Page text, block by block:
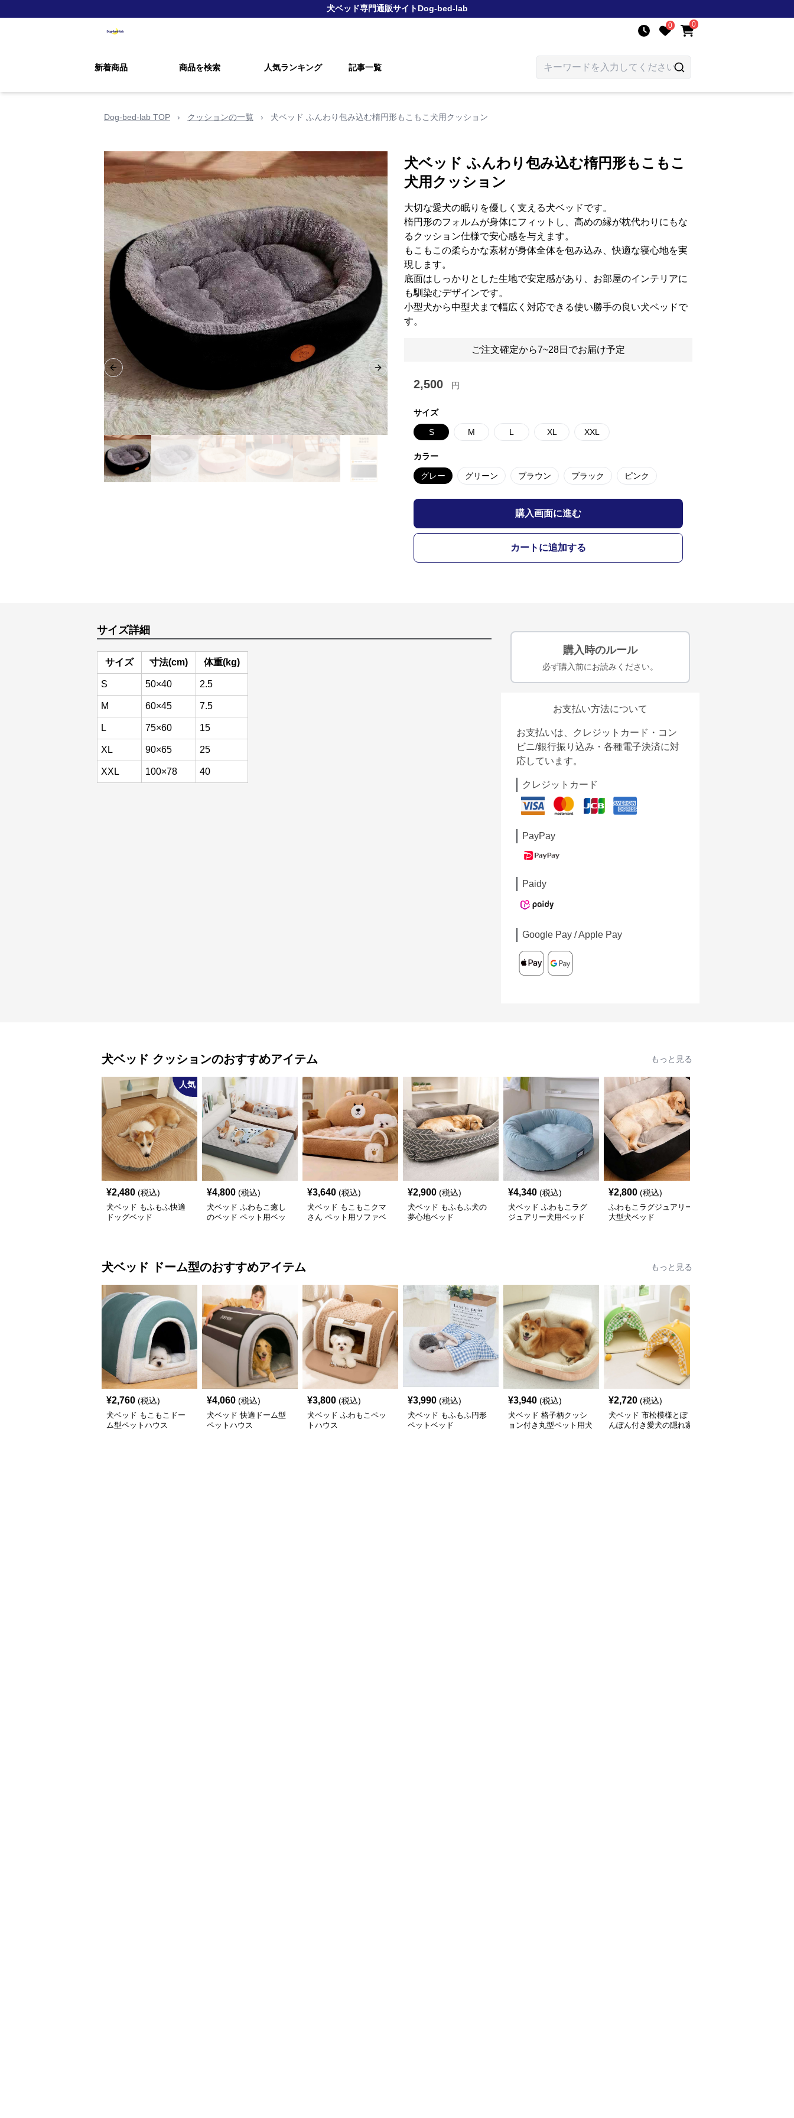
犬ベッド専門通販サイトDog-bed-lab
0 0
新着商品 商品を検索 人気ランキング 記事一覧
Dog-bed-lab TOP › クッションの一覧 › 犬ベッド ふんわり包み込む楕円形もこもこ犬用クッション
Previous slide Next slide
犬ベッド ふんわり包み込む楕円形もこもこ
犬用クッション
大切な愛犬の眠りを優しく支える犬ベッドです。
楕円形のフォルムが身体にフィットし、高めの縁が枕代わりにもな
るクッション仕様で安心感を与えます。
もこもこの柔らかな素材が身体全体を包み込み、快適な寝心地を実
現します。
底面はしっかりとした生地で安定感があり、お部屋のインテリアに
も馴染むデザインです。
小型犬から中型犬まで幅広く対応できる使い勝手の良い犬ベッドで
す。
ご注文確定から7~28日でお届け予定
2,500 円
サイズ
S M L XL XXL
カラー
グレー グリーン ブラウン ブラック ピンク
購入画面に進む
カートに追加する
サイズ詳細
サイズ 寸法(cm) 体重(kg)
S 50×40 2.5
M 60×45 7.5
L 75×60 15
XL 90×65 25
XXL 100×78 40
購入時のルール
必ず購入前にお読みください。
お支払い方法について
お支払いは、クレジットカード・コン
ビニ/銀行振り込み・各種電子決済に対
応しています。
クレジットカード
PayPay
Paidy
Google Pay / Apple Pay
犬ベッド クッションのおすすめアイテム もっと見る
人気
¥2,480 (税込)
犬ベッド もふもふ快適
ドッグベッド
¥4,800 (税込)
犬ベッド ふわもこ癒し
のベッド ペット用ベッ
¥3,640 (税込)
犬ベッド もこもこクマ
さん ペット用ソファベ
¥2,900 (税込)
犬ベッド もふもふ犬の
夢心地ベッド
¥4,340 (税込)
犬ベッド ふわもこラグ
ジュアリー犬用ベッド
¥2,800 (税込)
ふわもこラグジュアリー
大型犬ベッド
犬ベッド ドーム型のおすすめアイテム もっと見る
¥2,760 (税込)
犬ベッド もこもこドー
ム型ペットハウス
¥4,060 (税込)
犬ベッド 快適ドーム型
ペットハウス
¥3,800 (税込)
犬ベッド ふわもこペッ
トハウス
¥3,990 (税込)
犬ベッド もふもふ円形
ペットベッド
¥3,940 (税込)
犬ベッド 格子柄クッシ
ョン付き丸型ペット用犬
¥2,720 (税込)
犬ベッド 市松模様とぽ
んぽん付き愛犬の隠れ家